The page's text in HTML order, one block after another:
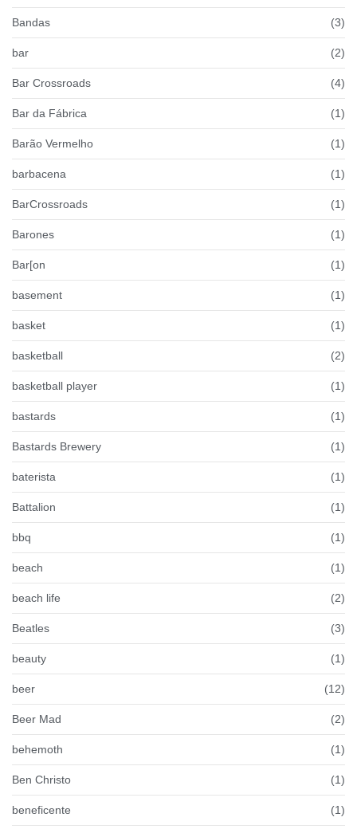
Bandas (3)
bar (2)
Bar Crossroads (4)
Bar da Fábrica (1)
Barão Vermelho (1)
barbacena (1)
BarCrossroads (1)
Barones (1)
Bar[on (1)
basement (1)
basket (1)
basketball (2)
basketball player (1)
bastards (1)
Bastards Brewery (1)
baterista (1)
Battalion (1)
bbq (1)
beach (1)
beach life (2)
Beatles (3)
beauty (1)
beer (12)
Beer Mad (2)
behemoth (1)
Ben Christo (1)
beneficente (1)